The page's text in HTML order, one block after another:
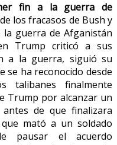
fin a la guerra de
los fracasos de Bush y
la guerra de Afganistán
Trump criticó a sus
a la guerra, siguió su
se ha reconocido desde
talibanes finalmente
Trump por alcanzar un
de que finalizara
mató a un soldado
pausar el acuerdo